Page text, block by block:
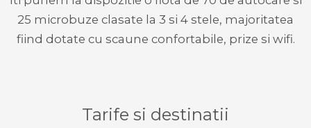
25 microbuze clasate la 3 si 4 stele, majoritatea
fiind dotate cu scaune confortabile, prize si wifi.
Tarife si destinatii